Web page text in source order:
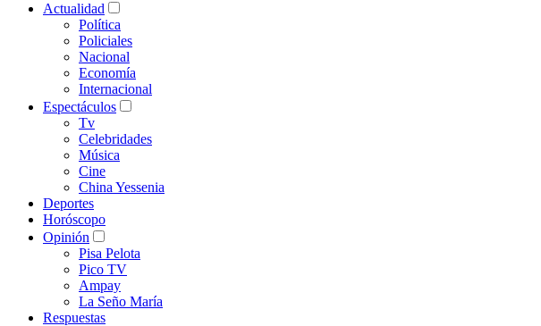
Actualidad
Política
Policiales
Nacional
Economía
Internacional
Espectáculos
Tv
Celebridades
Música
Cine
China Yessenia
Deportes
Horóscopo
Opinión
Pisa Pelota
Pico TV
Ampay
La Seño María
Respuestas